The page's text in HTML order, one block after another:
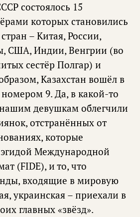
состоялось 15
которых становились
– Китая, России,
США, Индии, Венгрии (во
сестёр Полгар) и
Казахстан вошёл в
9. Да, в какой-то
девушкам облегчили
отстранённых от
которые
Международной
(FIDE), и то, что
входящие в мировую
украинская – приехали в
главных «звёзд».